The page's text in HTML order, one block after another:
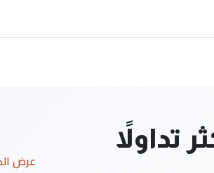
تداولاً
عرض